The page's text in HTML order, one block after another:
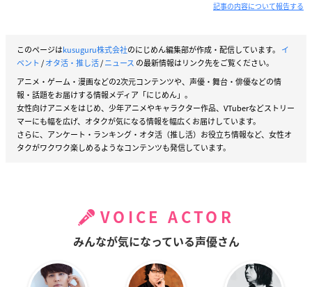
記事の内容について報告する
このページはkusuguru株式会社のにじめん編集部が作成・配信しています。 イ
ベント /オタ活・推し活/ニュース の最新情報はリンク先をご覧ください。
アニメ・ゲーム・漫画などの2次元コンテンツや、声優・舞台・俳優などの情
報・話題をお届けする情報メディア「にじめん」。
女性向けアニメをはじめ、少年アニメやキャラクター作品、VTuberなどストリー
マーにも幅を広げ、オタクが気になる情報を幅広くお届けしています。
さらに、アンケート・ランキング・オタ活（推し活）お役立ち情報など、女性オ
タクがワクワク楽しめるようなコンテンツも発信しています。
VOICE ACTOR
みんなが気になっている声優さん